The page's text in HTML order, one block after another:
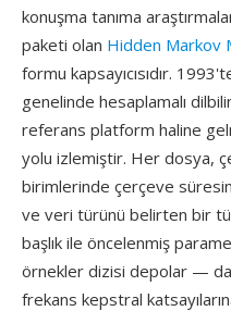
konuşma tanıma
paketi olan Hidden Markov
formu kapsayıcısıdır.
genelinde hesaplamalı
referans platform haline
yolu izlemiştir. Her dosya,
birimlerinde çerçeve
ve veri türünü belirten bir
başlık ile öncelenmiş
örnekler dizisi depolar —
frekans kepstral